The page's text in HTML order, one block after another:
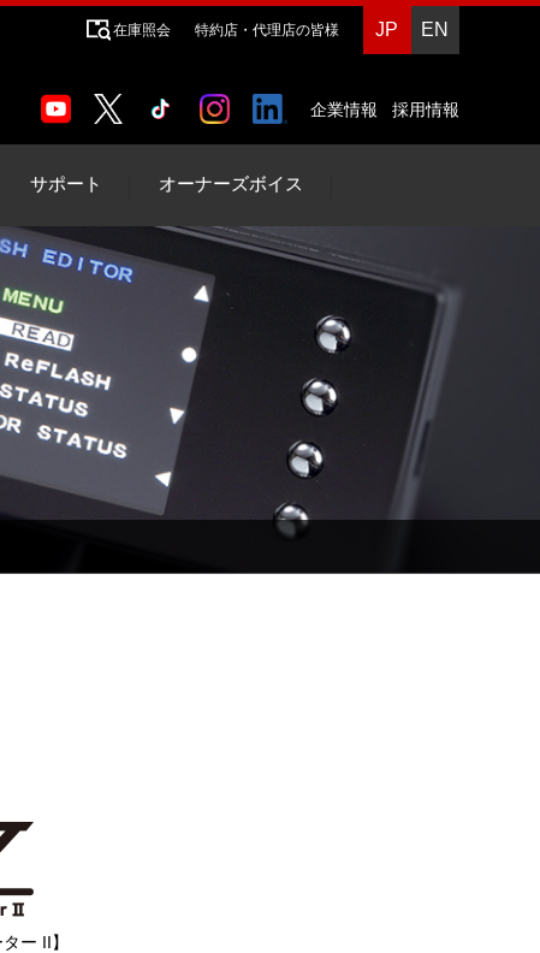
企業情報 採用情報
在庫照会 特約店・代理店の皆様 JP EN
サポート オーナーズボイス
ー II】